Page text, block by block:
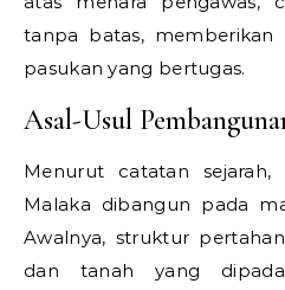
tanpa batas,
pasukan yang bertugas.
Asal-Usul
Menurut catatan
Malaka dibangun pada
Awalnya, struktur
dan tanah yang